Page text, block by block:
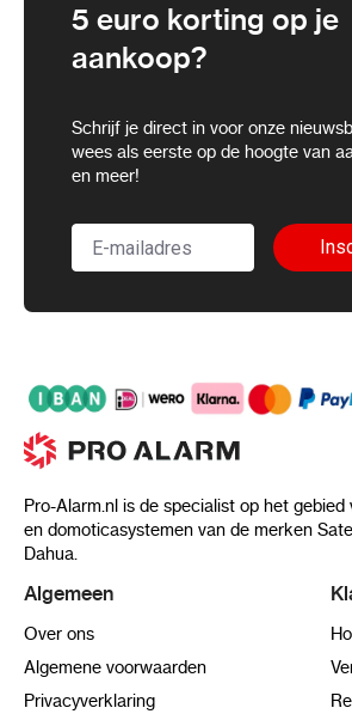
5 euro korting op je
aankoop?
Schrijf je direct in voor onze
wees als eerste op de hoogte van
en meer!
Pro-Alarm.nl is de specialist op het gebied
en domoticasystemen van de merken
Dahua.
Algemeen
Over ons
Algemene voorwaarden
Privacyverklaring